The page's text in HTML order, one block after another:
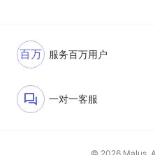
百万 服务百万用户
一对一客服